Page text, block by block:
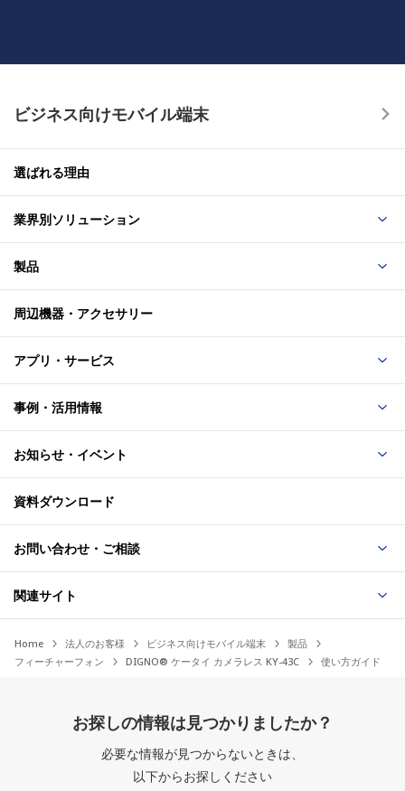
ビジネス向けモバイル端末
選ばれる理由
業界別ソリューション
製品
周辺機器・アクセサリー
アプリ・サービス
事例・活用情報
お知らせ・イベント
資料ダウンロード
お問い合わせ・ご相談
関連サイト
Home 法人のお客様 ビジネス向けモバイル端末
製品
フィーチャーフォン
DIGNO® ケータイ カメラレス KY-43C 使い方ガイド
お探しの情報は見つかりましたか？
必要な情報が見つからないときは、
以下からお探しください